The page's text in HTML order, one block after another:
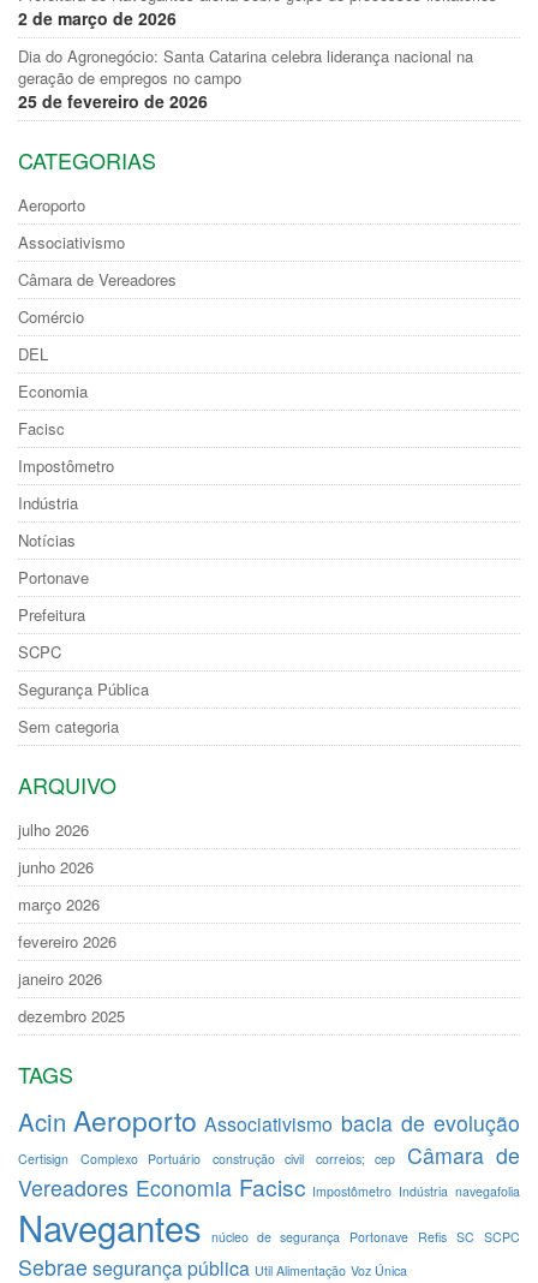
2 de março de 2026
Dia do Agronegócio: Santa Catarina celebra liderança nacional na
geração de empregos no campo
25 de fevereiro de 2026
CATEGORIAS
Aeroporto
Associativismo
Câmara de Vereadores
Comércio
DEL
Economia
Facisc
Impostômetro
Indústria
Notícias
Portonave
Prefeitura
SCPC
Segurança Pública
Sem categoria
ARQUIVO
julho 2026
junho 2026
março 2026
fevereiro 2026
janeiro 2026
dezembro 2025
TAGS
Acin Aeroporto Associativismo bacia de evolução
Certisign Complexo Portuário construção civil correios; cep
Câmara de
Vereadores Economia Facisc Impostômetro Indústria navegafolia
Navegantes núcleo de segurança Portonave Refis SC SCPC
Sebrae segurança pública Util Alimentação Voz Única